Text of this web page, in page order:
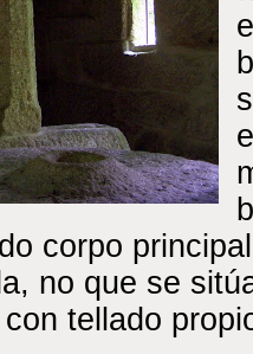
corpo
no que se
tellado